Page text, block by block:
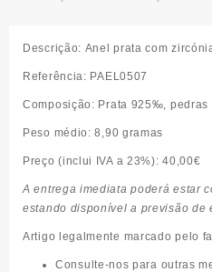
Descrição: Anel prata com
Referência: PAEL0507
Composição: Prata 925‰, pedras
Peso médio: 8,90 gramas
Preço (inclui IVA a 23%): 40,00€
A entrega imediata poderá estar
estando disponível a previsão de
Artigo legalmente marcado pelo
Consulte-nos para outras